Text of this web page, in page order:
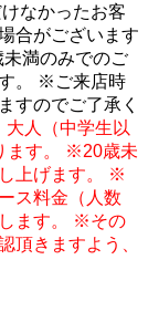
なかったお客
合がございます
満のみでのご
。 ※ご来店時
すのでご了承く
大人（中学生以
ます。 ※20歳未
上げます。 ※
ス料金（人数
ます。 ※その
頂きますよう、